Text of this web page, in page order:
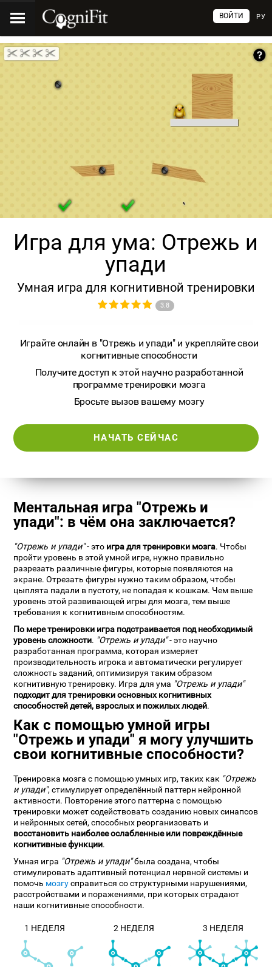
РУ
ВОЙТИ
Игра для ума: Отрежь и
упади
Умная игра для когнитивной тренировки
3.8
Играйте онлайн в "Отрежь и упади" и укрепляйте свои
когнитивные способности
Получите доступ к этой научно разработанной
программе тренировки мозга
Бросьте вызов вашему мозгу
НАЧАТЬ СЕЙЧАС
Ментальная игра "Отрежь и
упади": в чём она заключается?
"Отрежь и упади"- это игра для тренировки мозга. Чтобы
пройти уровень в этой умной игре, нужно правильно
разрезать различные фигуры, которые появляются на
экране. Отрезать фигуры нужно таким образом, чтобы
цыплята падали в пустоту, не попадая к кошкам. Чем выше
уровень этой развивающей игры для мозга, тем выше
требования к когнитивным способностям.
По мере тренировки игра подстраивается под необходимый
уровень сложности. "Отрежь и упади"- это научно
разработанная программа, которая измеряет
производительность игрока и автоматически регулирует
сложность заданий, оптимизируя таким образом
когнитивную тренировку. Игра для ума "Отрежь и упади"
подходит для тренировки основных когнитивных
способностей детей, взрослых и пожилых людей.
Как с помощью умной игры
"Отрежь и упади" я могу улучшить
свои когнитивные способности?
Тренировка мозга с помощью умных игр, таких как "Отрежь
и упади", стимулирует определённый паттерн нейронной
активности. Повторение этого паттерна с помощью
тренировки может содействовать созданию новых синапсов
и нейронных сетей, способных реорганизовать и
восстановить наиболее ослабленные или повреждённые
когнитивные функции.
Умная игра "Отрежь и упади"была создана, чтобы
стимулировать адаптивный потенциал нервной системы и
помочь мозгусправиться со структурными нарушениями,
расстройствами и поражениями, при которых страдают
наши когнитивные способности.
1 НЕДЕЛЯ 2 НЕДЕЛЯ 3 НЕДЕЛЯ